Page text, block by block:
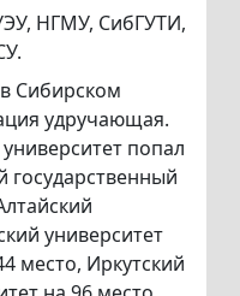
НГМУ, СибГУТИ,
Сибирском
удручающая.
попал
государственный
университет
место, Иркутский